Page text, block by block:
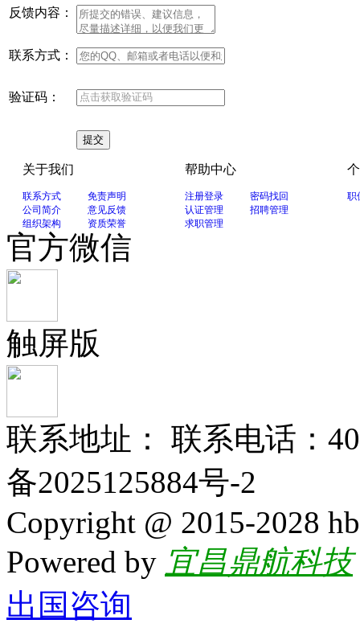
反馈内容：
联系方式：
验证码：
关于我们
联系方式
免责声明
公司简介
意见反馈
组织架构
资质荣誉
帮助中心
注册登录
密码找回
认证管理
招聘管理
求职管理
职
官方微信
触屏版
联系地址： 联系电话：
备2025125884号-2
Copyright @ 2015-2028
Powered by 宜昌鼎航科技
出国咨询